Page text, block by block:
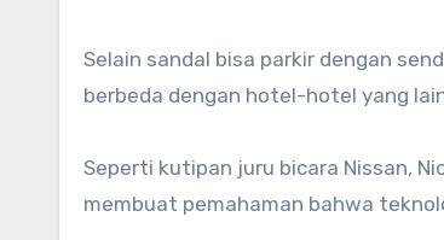
Selain sandal bisa parkir dengan
berbeda dengan hotel-hotel yang
Seperti kutipan juru bicara Nissan,
membuat pemahaman bahwa